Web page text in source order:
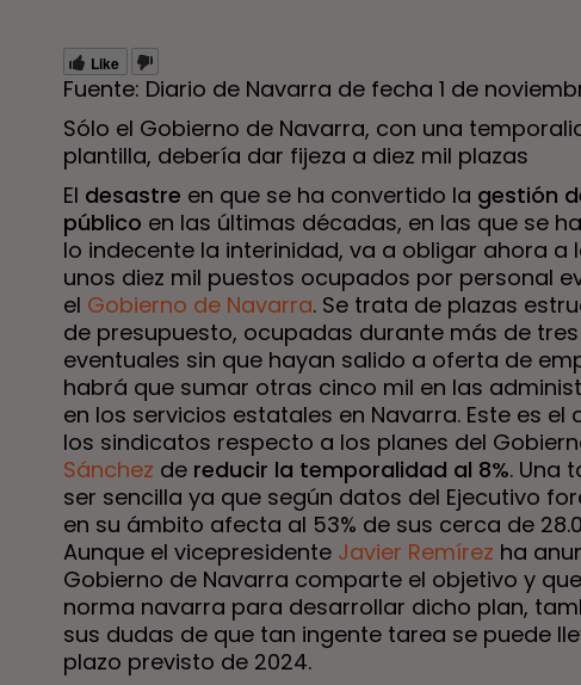
Like
Fuente: Diario de Navarra de fecha 1 de
Sólo el Gobierno de Navarra, con una
plantilla, debería dar fijeza a diez mil plazas
El desastre en que se ha convertido la gestión
público en las últimas décadas, en las que se
lo indecente la interinidad, va a obligar ahora a
unos diez mil puestos ocupados por personal
el Gobierno de Navarra. Se trata de plazas
de presupuesto, ocupadas durante más de
eventuales sin que hayan salido a oferta de
habrá que sumar otras cinco mil en las
en los servicios estatales en Navarra. Este es el
los sindicatos respecto a los planes del
Sánchez de reducir la temporalidad al 8%. Una
ser sencilla ya que según datos del Ejecutivo
en su ámbito afecta al 53% de sus cerca de
Aunque el vicepresidente Javier Remírez ha
Gobierno de Navarra comparte el objetivo y
norma navarra para desarrollar dicho plan,
sus dudas de que tan ingente tarea se puede
plazo previsto de 2024.